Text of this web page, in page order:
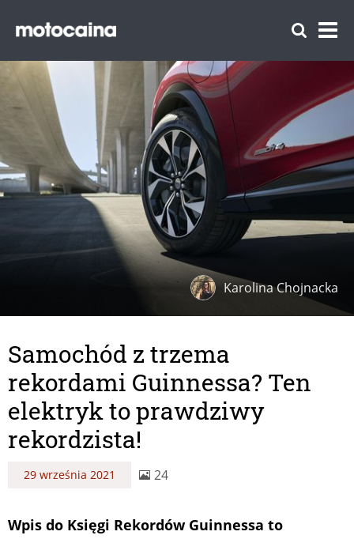
Karolina Chojnacka
Samochód z trzema
rekordami Guinnessa? Ten
elektryk to prawdziwy
rekordzista!
29 września 2021 24
Wpis do Księgi Rekordów Guinnessa to